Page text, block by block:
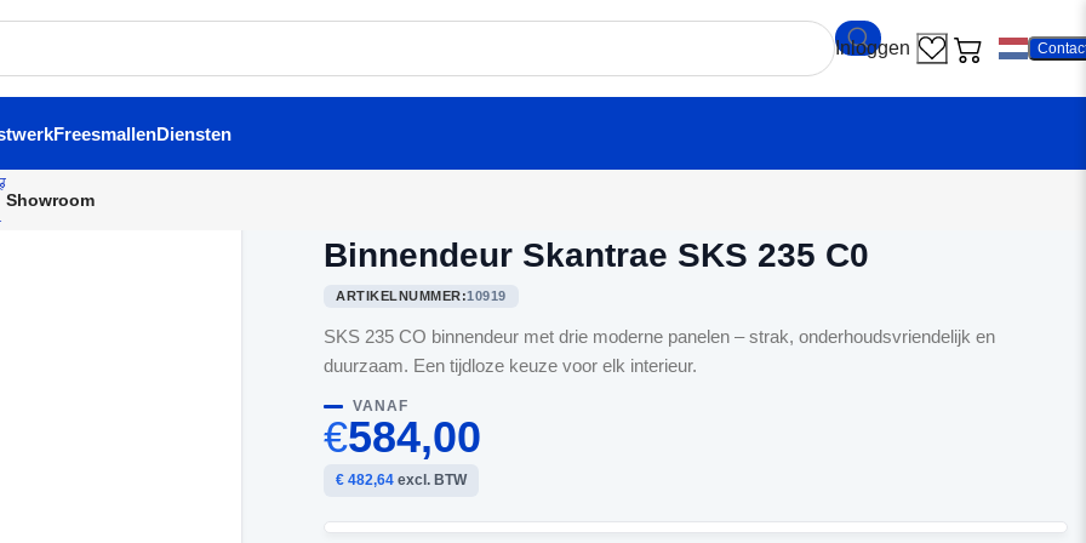
FreesmallenDiensten
Showroom
Binnendeur Skantrae SKS 235 C0
ARTIKELNUMMER:10919
SKS 235 CO binnendeur met drie moderne panelen – strak, onderhoudsvriendelijk en
duurzaam. Een tijdloze keuze voor elk interieur.
VANAF
€584,00
€ 482,64 excl. BTW